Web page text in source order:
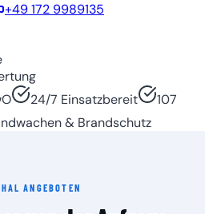
+49 172 9989135
24/7 Einsatzbereit
107
& Brandschutz
ANGEBOTEN